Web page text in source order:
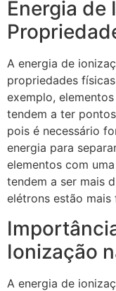
Energia de
A energia de
propriedades
exemplo,
tendem a ter
pois é necessário
energia para
elementos com
tendem a ser mais
elétrons estão
Ionização
A energia de